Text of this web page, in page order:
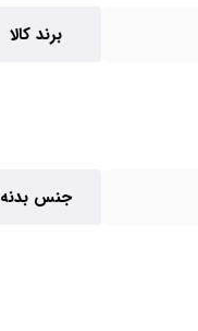
برند کالا
جنس بدنه